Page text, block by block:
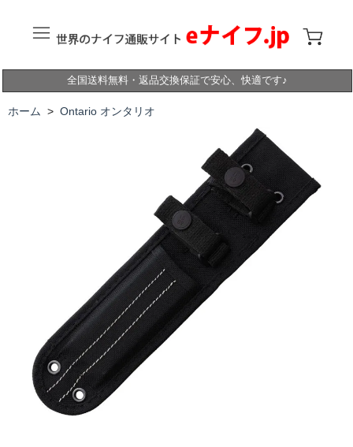
全国送料無料・返品交換保証で安心、快適です♪
ホーム > Ontario オンタリオ